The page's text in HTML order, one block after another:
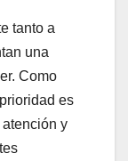
tanto a
una
Como
es
y